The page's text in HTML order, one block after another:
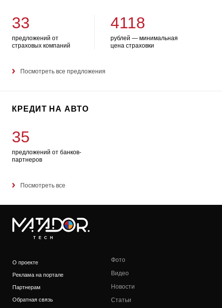
33
предложений от
страховых компаний
4118
рублей — минимальная
цена страховки
Посмотреть все предложения
КРЕДИТ НА АВТО
35
предложений от банков-
партнеров
Посмотреть все
TECH
О проекте
Реклама на портале
Партнерам
Обратная связь
Фото
Видео
Новости
Статьи